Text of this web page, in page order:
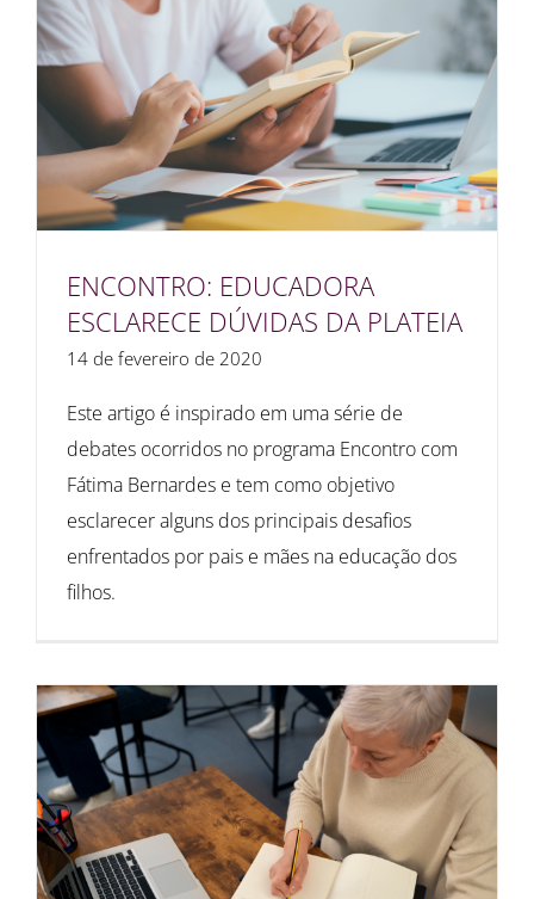
ENCONTRO: EDUCADORA
ESCLARECE DÚVIDAS DA PLATEIA
14 de fevereiro de 2020
Este artigo é inspirado em uma série de
debates ocorridos no programa Encontro com
Fátima Bernardes e tem como objetivo
esclarecer alguns dos principais desafios
enfrentados por pais e mães na educação dos
filhos.